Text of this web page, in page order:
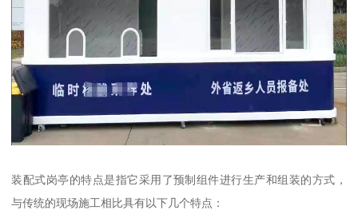
装配式岗亭的特点是指它采用了预制组件进行生产和组装的方式，
与传统的现场施工相比具有以下几个特点：